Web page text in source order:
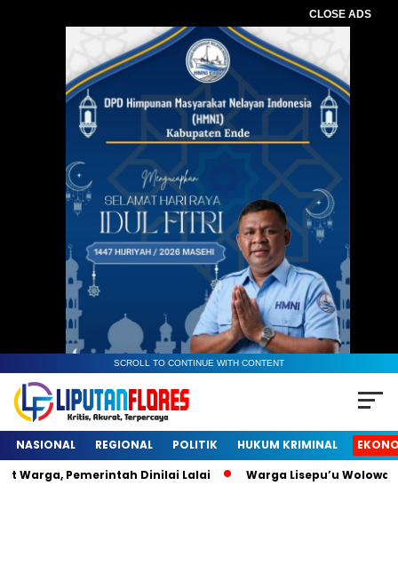
CLOSE ADS
SCROLL TO CONTINUE WITH CONTENT
NASIONAL REGIONAL POLITIK HUKUM KRIMINAL
Pemerintah Dinilai Lalai
Warga Lisepu’u Wolowaru